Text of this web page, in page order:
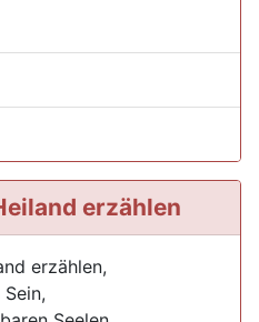
erzählen
erzählen,